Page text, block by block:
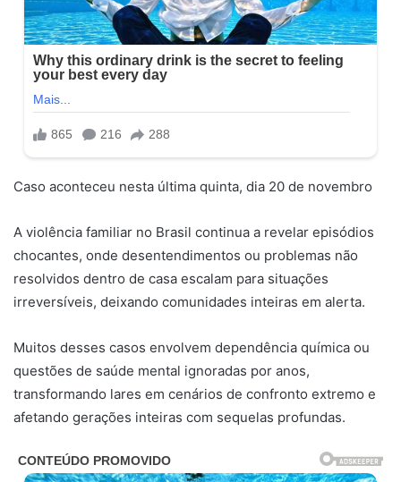
Caso aconteceu nesta última quinta, dia 20 de novembro
A violência familiar no Brasil continua a revelar episódios
chocantes, onde desentendimentos ou problemas não
resolvidos dentro de casa escalam para situações
irreversíveis, deixando comunidades inteiras em alerta.
Muitos desses casos envolvem dependência química ou
questões de saúde mental ignoradas por anos,
transformando lares em cenários de confronto extremo e
afetando gerações inteiras com sequelas profundas.